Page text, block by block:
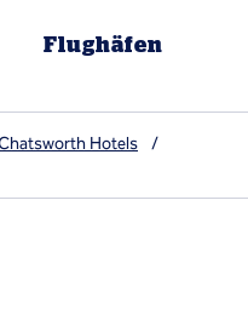
Flughäfen
Hotels
/